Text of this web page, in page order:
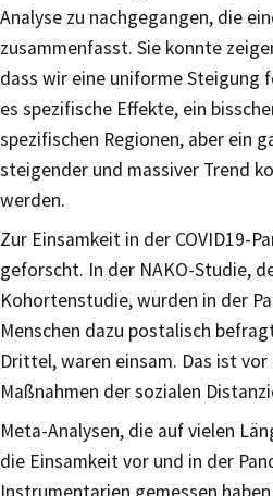
Analyse zu nachgegangen, die
zusammenfasst. Sie konnte
dass wir eine uniforme Steigung
es spezifische Effekte, ein
spezifischen Regionen, aber ein
steigender und massiver Trend
werden.
Zur Einsamkeit in der COVID19-
geforscht. In der NAKO-Studie,
Kohortenstudie, wurden in der
Menschen dazu postalisch
Drittel, waren einsam. Das ist
Maßnahmen der sozialen
Meta-Analysen, die auf vielen
die Einsamkeit vor und in der
Instrumentarien gemessen